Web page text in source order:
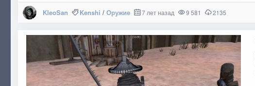
KleoSan Kenshi / Оружие 7 лет назад 9 581 2135